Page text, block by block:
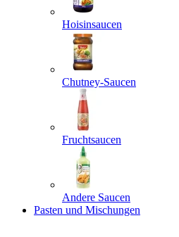
Hoisinsaucen
Chutney-Saucen
Fruchtsaucen
Andere Saucen
Pasten und Mischungen